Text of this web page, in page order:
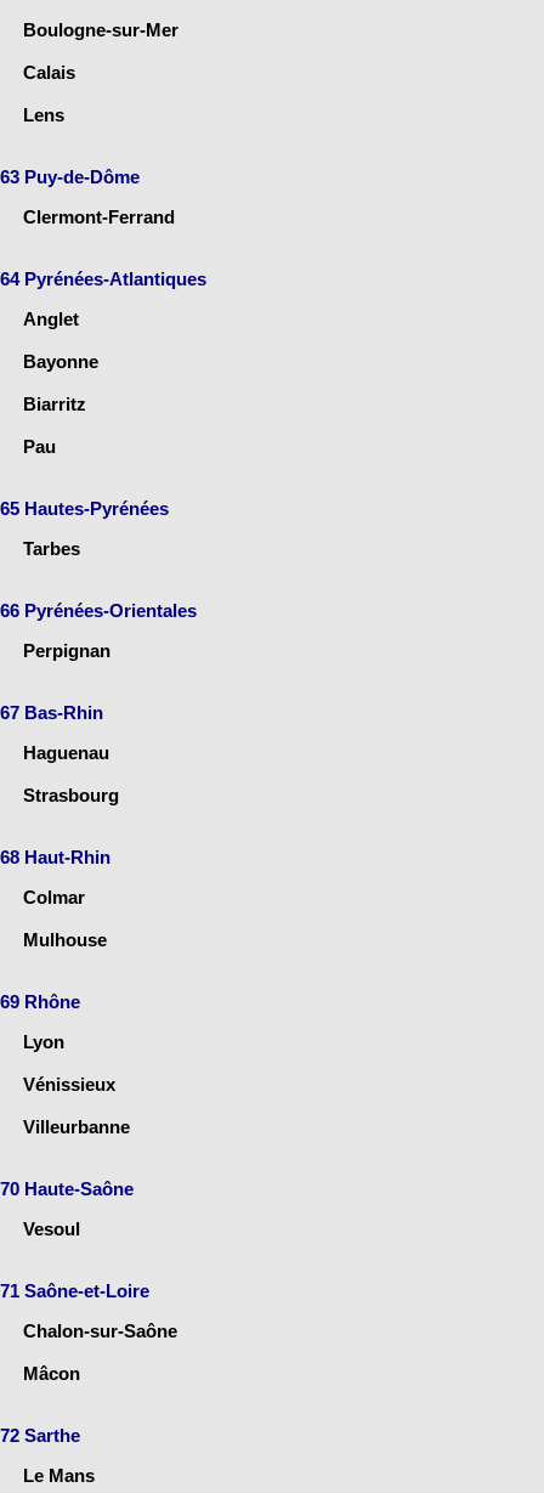
Boulogne-sur-Mer
Calais
Lens
63 Puy-de-Dôme
Clermont-Ferrand
64 Pyrénées-Atlantiques
Anglet
Bayonne
Biarritz
Pau
65 Hautes-Pyrénées
Tarbes
66 Pyrénées-Orientales
Perpignan
67 Bas-Rhin
Haguenau
Strasbourg
68 Haut-Rhin
Colmar
Mulhouse
69 Rhône
Lyon
Vénissieux
Villeurbanne
70 Haute-Saône
Vesoul
71 Saône-et-Loire
Chalon-sur-Saône
Mâcon
72 Sarthe
Le Mans